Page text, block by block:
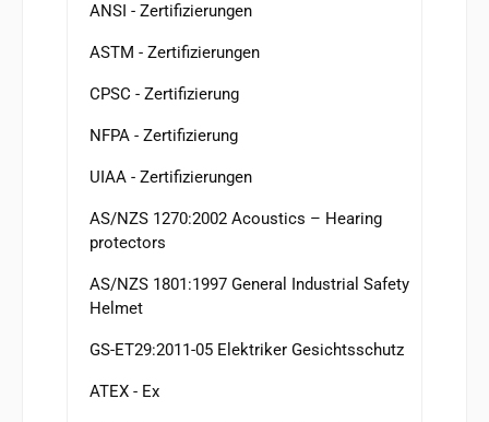
ANSI - Zertifizierungen
ASTM - Zertifizierungen
CPSC - Zertifizierung
NFPA - Zertifizierung
UIAA - Zertifizierungen
AS/NZS 1270:2002 Acoustics – Hearing
protectors
AS/NZS 1801:1997 General Industrial Safety
Helmet
GS-ET29:2011-05 Elektriker Gesichtsschutz
ATEX - Ex